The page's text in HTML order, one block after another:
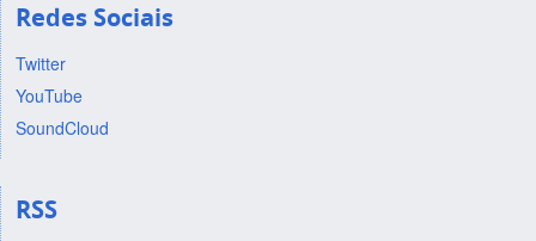
Redes Sociais
Twitter
YouTube
SoundCloud
RSS